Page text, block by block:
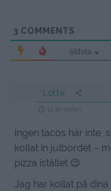
3 COMMENTS
äldsta
Lotte
12 år sedan
Ingen tacos här inte,
kollat in julbordet –
pizza istället 😉
Jag har kollat på